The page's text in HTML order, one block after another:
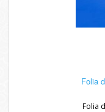
Folia
Folia